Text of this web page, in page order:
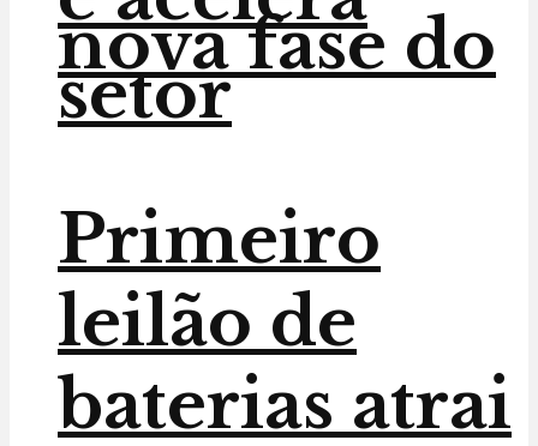
nova fase do
setor
Primeiro
leilão de
baterias atrai